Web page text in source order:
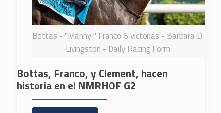
Bottas - "Manny " Franco 6 victorias - Barbara D.
Livingston - Daily Racing Form
Bottas, Franco, y Clement, hacen
historia en el NMRHOF G2